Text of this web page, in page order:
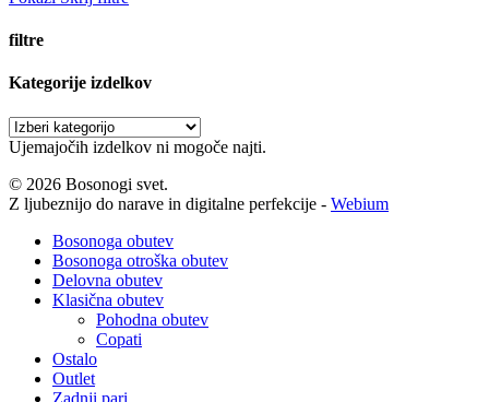
filtre
Zapri
Kategorije izdelkov
Ujemajočih izdelkov ni mogoče najti.
© 2026 Bosonogi svet.
Z ljubeznijo do narave in digitalne perfekcije - Webium
Close
Menu
Bosonoga obutev
Bosonoga otroška obutev
Delovna obutev
Klasična obutev
Pohodna obutev
Copati
Ostalo
Outlet
Zadnji pari